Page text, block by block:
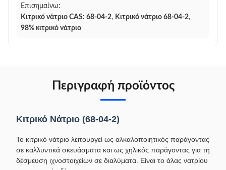
Επισημαίνω:
Κιτρικό νάτριο CAS: 68-04-2, Κιτρικό νάτριο 68-04-2,
98% κιτρικό νάτριο
Περιγραφή προϊόντος
Κιτρικό Νάτριο (68-04-2)
Το κιτρικό νάτριο λειτουργεί ως αλκαλοποιητικός παράγοντας
σε καλλυντικά σκευάσματα και ως χηλικός παράγοντας για τη
δέσμευση ιχνοστοιχείων σε διαλύματα. Είναι το άλας νατρίου